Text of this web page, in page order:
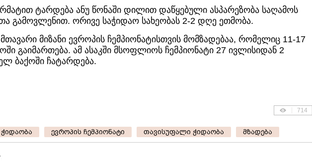
ტარდება ანუ წონაში დილით დაწყებული ასპარეზობა საღამოს
გამოვლენით. ორივე საჭიდაო სახეობას 2-2 დღე ეთმობა.
მიზანი ევროპის ჩემპიონატისთვის მომზადებაა, რომელიც 11-17
გაიმართება. ამ ასაკში მსოფლიოს ჩემპიონატი 27 ივლისიდან 2
ბაქოში ჩატარდება.
714
ევროპის ჩემპიონატი თავისუფალი ჭიდაობა მზადება